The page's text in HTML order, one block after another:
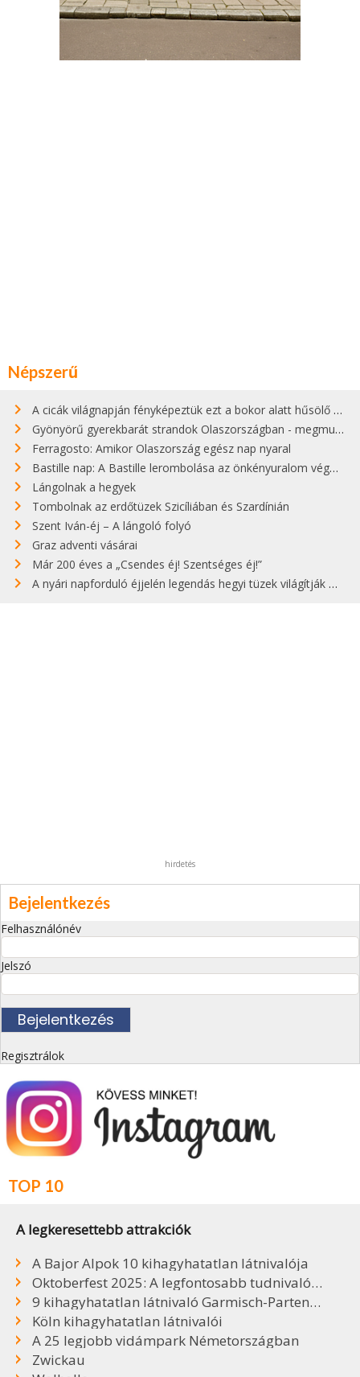
Népszerű
A cicák világnapján fényképeztük ezt a bokor alatt hűsölő cicát Kisorosziban
Gyönyörű gyerekbarát strandok Olaszországban - megmutatjuk a 15 legjobbat
Ferragosto: Amikor Olaszország egész nap nyaral
Bastille nap: A Bastille lerombolása az önkényuralom végét jelentette
Lángolnak a hegyek
Tombolnak az erdőtüzek Szicíliában és Szardínián
Szent Iván-éj – A lángoló folyó
Graz adventi vásárai
Már 200 éves a „Csendes éj! Szentséges éj!”
A nyári napforduló éjjelén legendás hegyi tüzek világítják meg Zugspitzét
hirdetés
Bejelentkezés
Felhasználónév
Jelszó
Regisztrálok
TOP 10
A legkeresettebb attrakciók
A Bajor Alpok 10 kihagyhatatlan látnivalója
Oktoberfest 2025: A legfontosabb tudnivalók, sörök, árak
9 kihagyhatatlan látnivaló Garmisch-Partenkirchenben
Köln kihagyhatatlan látnivalói
A 25 legjobb vidámpark Németországban
Zwickau